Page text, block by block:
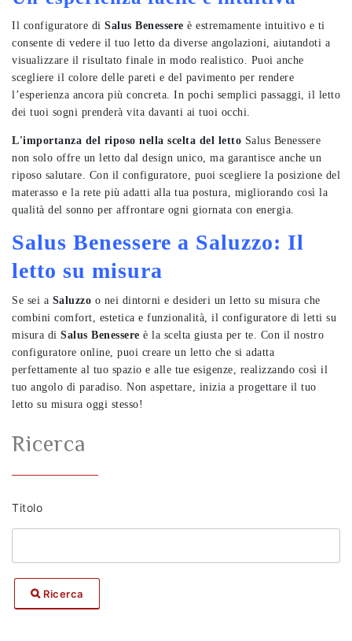
Il configuratore di Salus Benessere è estremamente intuitivo e ti
consente di vedere il tuo letto da diverse angolazioni, aiutandoti a
visualizzare il risultato finale in modo realistico. Puoi anche
scegliere il colore delle pareti e del pavimento per rendere
l’esperienza ancora più concreta. In pochi semplici passaggi, il letto
dei tuoi sogni prenderà vita davanti ai tuoi occhi.
L'importanza del riposo nella scelta del letto Salus Benessere
non solo offre un letto dal design unico, ma garantisce anche un
riposo salutare. Con il configuratore, puoi scegliere la posizione del
materasso e la rete più adatti alla tua postura, migliorando così la
qualità del sonno per affrontare ogni giornata con energia.
Salus Benessere a Saluzzo: Il
letto su misura
Se sei a Saluzzo o nei dintorni e desideri un letto su misura che
combini comfort, estetica e funzionalità, il configuratore di letti su
misura di Salus Benessere è la scelta giusta per te. Con il nostro
configuratore online, puoi creare un letto che si adatta
perfettamente al tuo spazio e alle tue esigenze, realizzando così il
tuo angolo di paradiso. Non aspettare, inizia a progettare il tuo
letto su misura oggi stesso!
Ricerca
Titolo
Ricerca